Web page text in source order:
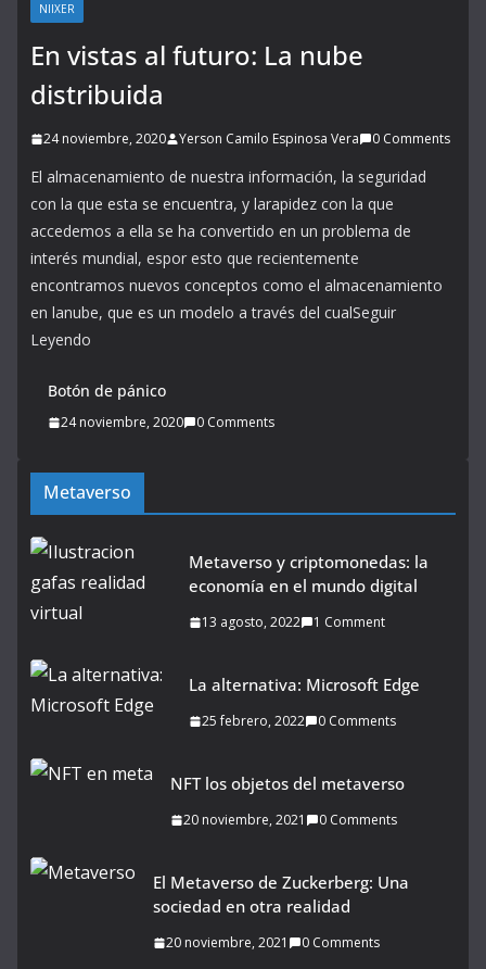
NIIXER
En vistas al futuro: La nube
distribuida
24 noviembre, 2020 Yerson Camilo Espinosa Vera 0 Comments
El almacenamiento de nuestra información, la seguridad
con la que esta se encuentra, y larapidez con la que
accedemos a ella se ha convertido en un problema de
interés mundial, espor esto que recientemente
encontramos nuevos conceptos como el almacenamiento
en lanube, que es un modelo a través del cualSeguir
Leyendo
Botón de pánico
24 noviembre, 2020 0 Comments
Metaverso
Metaverso y criptomonedas: la
economía en el mundo digital
13 agosto, 2022 1 Comment
La alternativa: Microsoft Edge
25 febrero, 2022 0 Comments
NFT los objetos del metaverso
20 noviembre, 2021 0 Comments
El Metaverso de Zuckerberg: Una
sociedad en otra realidad
20 noviembre, 2021 0 Comments